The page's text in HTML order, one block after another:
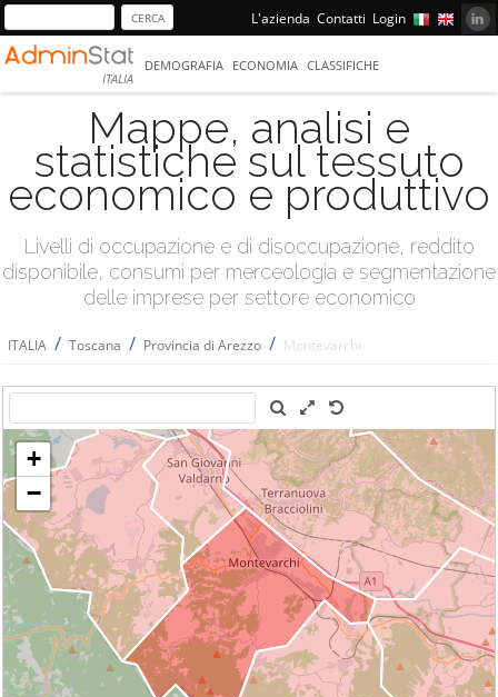
L'azienda Contatti Login
ITALIA
DEMOGRAFIA ECONOMIA CLASSIFICHE
Mappe, analisi e
statistiche sul tessuto
economico e produttivo
Livelli di occupazione e di disoccupazione, reddito
disponibile, consumi per merceologia e segmentazione
delle imprese per settore economico
ITALIA / Toscana / Provincia di Arezzo / Montevarchi